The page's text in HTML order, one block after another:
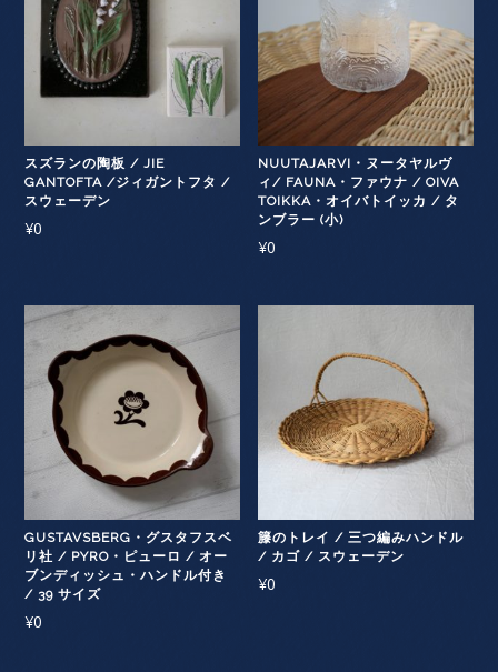
スズランの陶板 / JIE
GANTOFTA /ジィガントフタ /
スウェーデン
¥0
NUUTAJARVI・ヌータヤルヴ
ィ/ FAUNA・ファウナ / OIVA
TOIKKA・オイバトイッカ / タ
ンブラー (小)
¥0
GUSTAVSBERG・グスタフスベ
リ社 / PYRO・ピューロ / オー
ブンディッシュ・ハンドル付き
/ 39 サイズ
¥0
籐のトレイ / 三つ編みハンドル
/ カゴ / スウェーデン
¥0